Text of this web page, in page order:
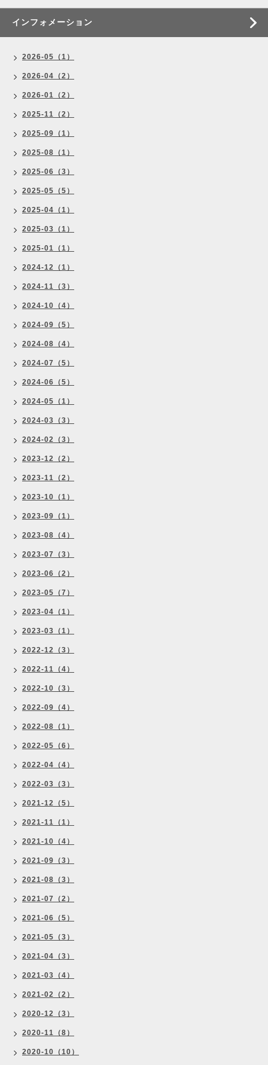
インフォメーション
2026-05（1）
2026-04（2）
2026-01（2）
2025-11（2）
2025-09（1）
2025-08（1）
2025-06（3）
2025-05（5）
2025-04（1）
2025-03（1）
2025-01（1）
2024-12（1）
2024-11（3）
2024-10（4）
2024-09（5）
2024-08（4）
2024-07（5）
2024-06（5）
2024-05（1）
2024-03（3）
2024-02（3）
2023-12（2）
2023-11（2）
2023-10（1）
2023-09（1）
2023-08（4）
2023-07（3）
2023-06（2）
2023-05（7）
2023-04（1）
2023-03（1）
2022-12（3）
2022-11（4）
2022-10（3）
2022-09（4）
2022-08（1）
2022-05（6）
2022-04（4）
2022-03（3）
2021-12（5）
2021-11（1）
2021-10（4）
2021-09（3）
2021-08（3）
2021-07（2）
2021-06（5）
2021-05（3）
2021-04（3）
2021-03（4）
2021-02（2）
2020-12（3）
2020-11（8）
2020-10（10）